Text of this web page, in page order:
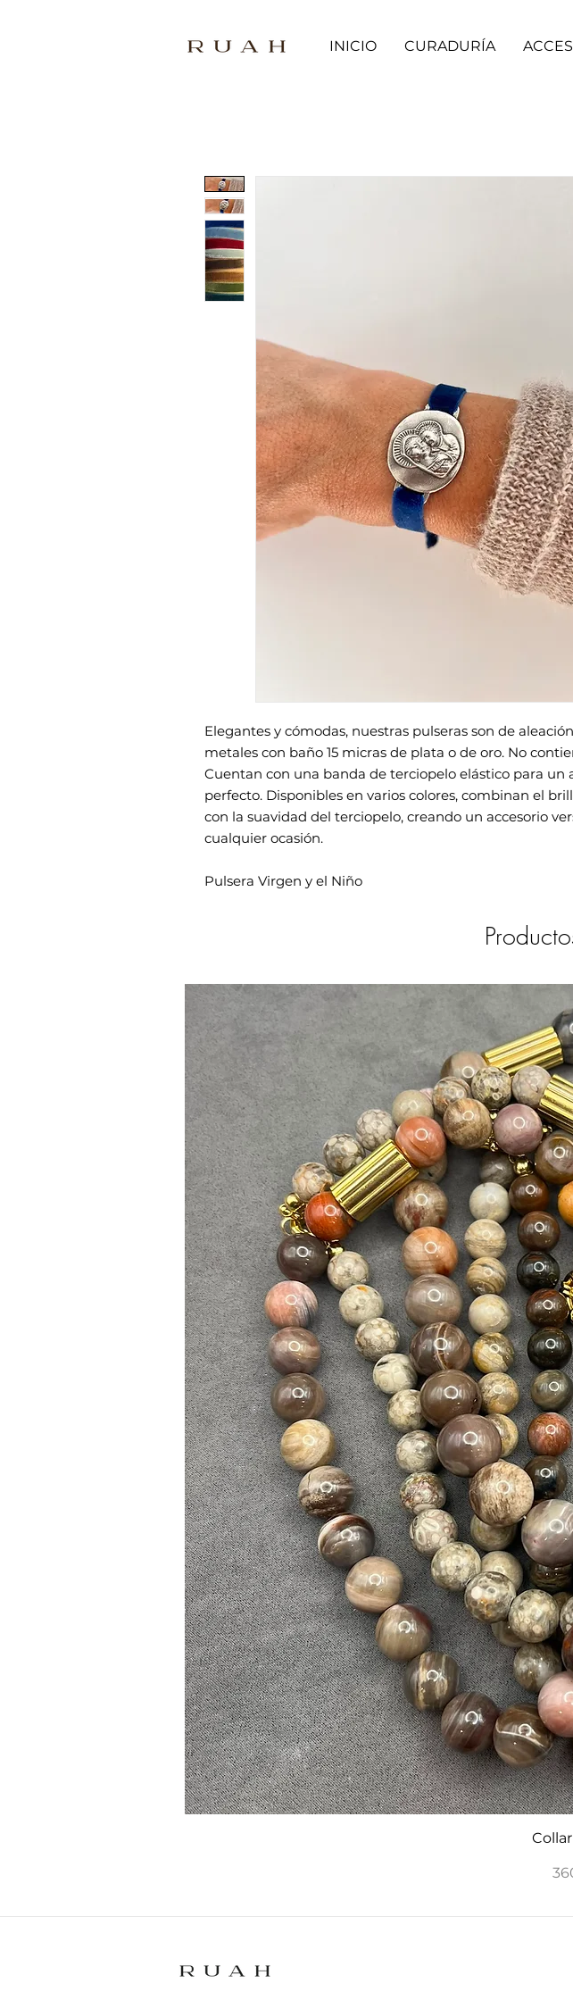
INICIO CURADURÍA
Elegantes y cómodas, nuestras pulseras son de
metales con baño 15 micras de plata o de oro. No
Cuentan con una banda de terciopelo elástico para un
perfecto. Disponibles en varios colores, combinan el
con la suavidad del terciopelo, creando un accesorio
cualquier ocasión.
Pulsera Virgen y el Niño